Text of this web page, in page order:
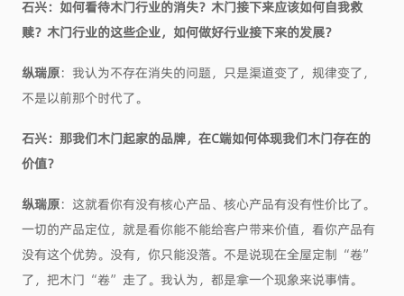
石兴：如何看待木门行业的消失？木门接下来应该如何自我救
赎？木门行业的这些企业，如何做好行业接下来的发展？
纵瑞原：我认为不存在消失的问题，只是渠道变了，规律变了，
不是以前那个时代了。
石兴：那我们木门起家的品牌，在C端如何体现我们木门存在的
价值？
纵瑞原：这就看你有没有核心产品、核心产品有没有性价比了。
一切的产品定位，就是看你能不能给客户带来价值，看你产品有
没有这个优势。没有，你只能没落。不是说现在全屋定制“卷”
了，把木门“卷”走了。我认为，都是拿一个现象来说事情。